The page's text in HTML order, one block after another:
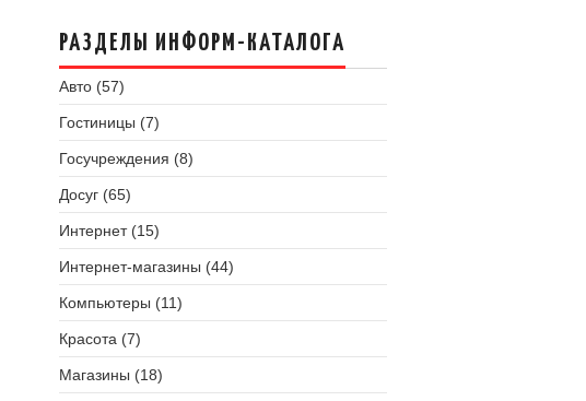
РАЗДЕЛЫ ИНФОРМ-КАТАЛОГА
Авто (57)
Гостиницы (7)
Госучреждения (8)
Досуг (65)
Интернет (15)
Интернет-магазины (44)
Компьютеры (11)
Красота (7)
Магазины (18)